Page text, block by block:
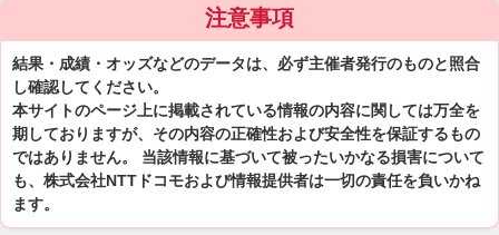
注意事項
結果・成績・オッズなどのデータは、必ず主催者発行のものと照合
し確認してください。
本サイトのページ上に掲載されている情報の内容に関しては万全を
期しておりますが、その内容の正確性および安全性を保証するもの
ではありません。 当該情報に基づいて被ったいかなる損害について
も、株式会社NTTドコモおよび情報提供者は一切の責任を負いかね
ます。